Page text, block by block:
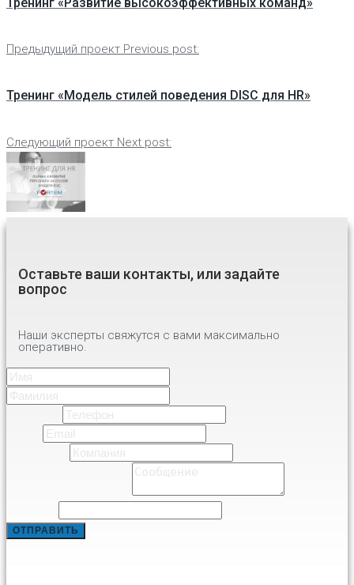
Предыдущий проект Previous post:
Тренинг «Модель стилей поведения DISC для HR»
Следующий проект Next post:
Оставьте ваши контакты, или задайте
вопрос
Наши эксперты свяжутся с вами максимально
оперативно.
ОТПРАВИТЬ